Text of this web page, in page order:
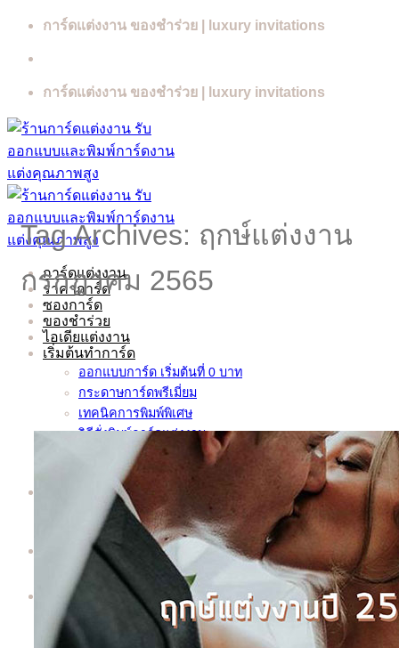
Skip
การ์ดแต่งงาน ของชำร่วย | luxury invitations
การ์ดแต่งงาน ของชำร่วย | luxury invitations
การ์ดแต่งงาน
ราคาการ์ด
ซองการ์ด
ของชำร่วย
ไอเดียแต่งงาน
เริ่มต้นทำการ์ด
ออกแบบการ์ด เริ่มต้นที่ 0 บาท
กระดาษการ์ดพรีเมี่ยม
เทคนิคการพิมพ์พิเศษ
วิธีสั่งพิมพ์การ์ดแต่งงาน
ชุดตัวอย่างการ์ด | Sample Kit
ทำไมต้อง Soulshine | Why Us?
About
Contact
Search
for:
Tag Archives: ฤกษ์แต่งงาน
กรกฎาคม 2565